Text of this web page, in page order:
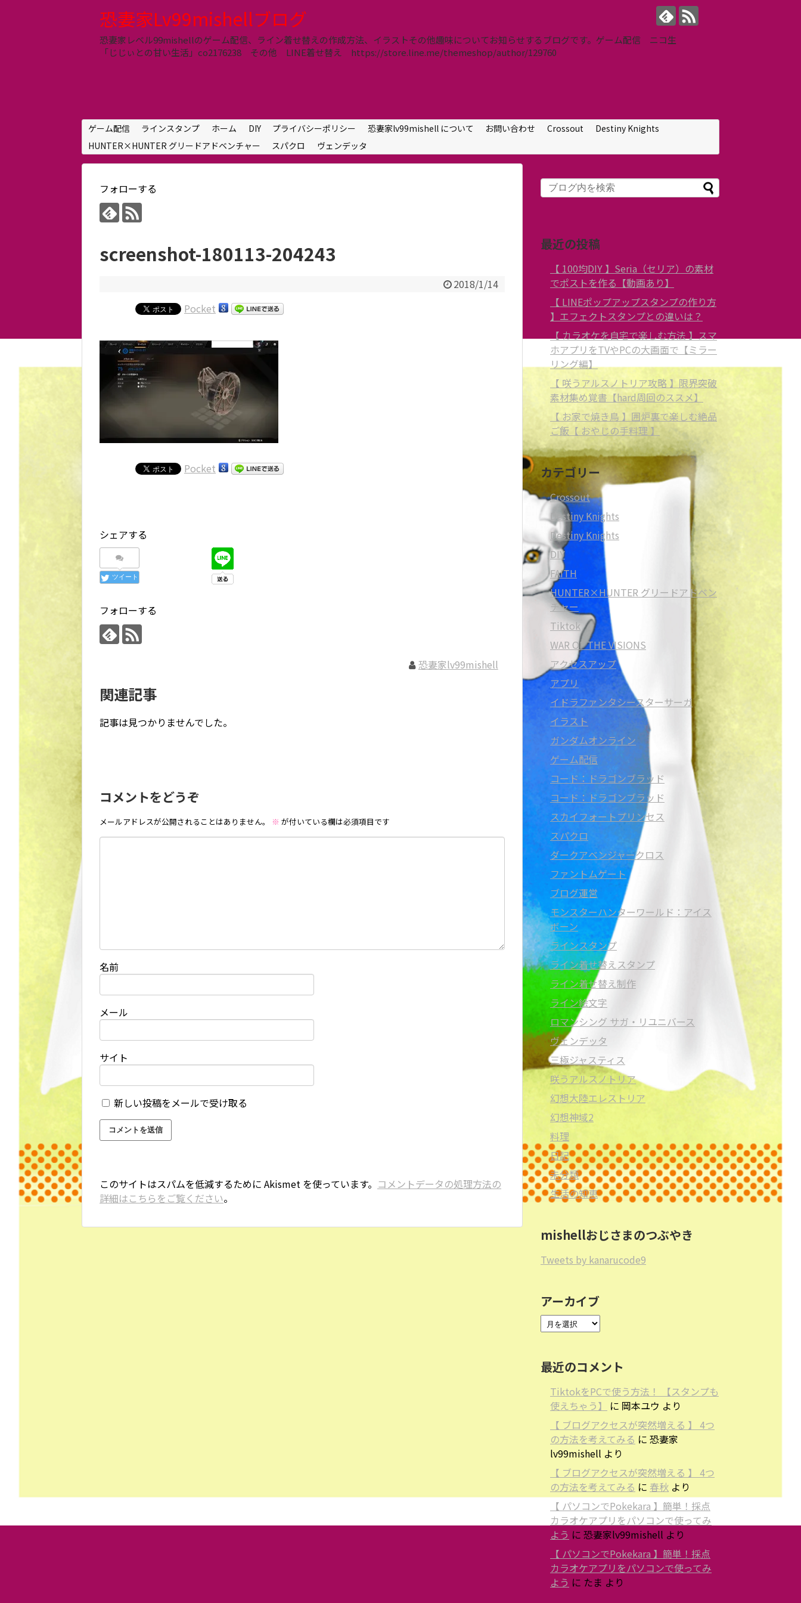
恐妻家Lv99mishellブログ
恐妻家レベル99mishellのゲーム配信、ライン着せ替えの作成方法、イラストその他趣味についてお知らせするブログです。ゲーム配信 ニコ生
「じじぃとの甘い生活」co2176238 その他 LINE着せ替え https://store.line.me/themeshop/author/129760
ゲーム配信 ラインスタンプ ホーム DIY プライバシーポリシー 恐妻家lv99mishell について お問い合わせ Crossout
Destiny Knights
HUNTER×HUNTER グリードアドベンチャー
スパクロ ヴェンデッタ
フォローする
screenshot-180113-204243
2018/1/14
Pocket
Pocket
シェアする
ツイート
フォローする
恐妻家lv99mishell
関連記事
記事は見つかりませんでした。
コメントをどうぞ
メールアドレスが公開されることはありません。 ※ が付いている欄は必須項目です
名前
メール
サイト
新しい投稿をメールで受け取る
このサイトはスパムを低減するために Akismet を使っています。 コメントデータの処理方法の
詳細はこちらをご覧ください。
最近の投稿
【 100均DIY 】Seria（セリア）の素材
でポストを作る【動画あり】
【 LINEポップアップスタンプの作り方
】エフェクトスタンプとの違いは？
【 カラオケを自宅で楽しむ方法 】スマ
ホアプリをTVやPCの大画面で【ミラー
リング編】
【 咲うアルスノトリア攻略 】限界突破
素材集め覚書【hard周回のススメ】
【 お家で焼き鳥 】囲炉裏で楽しむ絶品
ご飯【 おやじの手料理 】
カテゴリー
Crossout
Destiny Knights
Destiny Knights
DIY
FAITH
HUNTER×HUNTER グリードアドベン
チャー
Tiktok
WAR OF THE VISIONS
アクセスアップ
アプリ
イドラファンタシースターサーガ
イラスト
ガンダムオンライン
ゲーム配信
コード：ドラゴンブラッド
コード：ドラゴンブラッド
スカイフォートプリンセス
スパクロ
ダークアベンジャークロス
ファントムゲート
ブログ運営
モンスターハンターワールド：アイス
ボーン
ラインスタンプ
ライン着せ替えスタンプ
ライン着せ替え制作
ライン絵文字
ロマンシング サガ・リユニバース
ヴェンデッタ
三極ジャスティス
咲うアルスノトリア
幻想大陸エレストリア
幻想神域2
料理
日記
未分類
生活の知恵
mishellおじさまのつぶやき
Tweets by kanarucode9
アーカイブ
最近のコメント
TiktokをPCで使う方法！ 【スタンプも
使えちゃう】
に 岡本ユウ より
【 ブログアクセスが突然増える 】 4つ
の方法を考えてみる に 恐妻家
lv99mishell より
【 ブログアクセスが突然増える 】 4つ
の方法を考えてみる に 春秋 より
【 パソコンでPokekara 】簡単！採点
カラオケアプリをパソコンで使ってみ
よう に 恐妻家lv99mishell より
【 パソコンでPokekara 】簡単！採点
カラオケアプリをパソコンで使ってみ
よう に たま より